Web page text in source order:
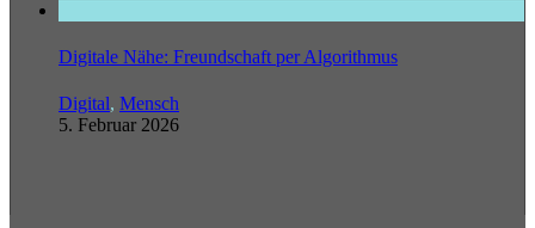
Digitale Nähe: Freundschaft per Algorithmus
Digital, Mensch
5. Februar 2026